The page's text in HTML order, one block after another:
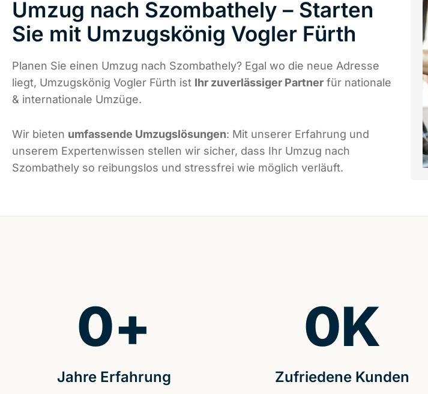
Umzug nach Szombathely – Starten
Sie mit Umzugskönig Vogler Fürth
Planen Sie einen Umzug nach Szombathely? Egal wo die neue Adresse
liegt, Umzugskönig Vogler Fürth ist Ihr zuverlässiger Partner für nationale
& internationale Umzüge.
Wir bieten umfassende Umzugslösungen: Mit unserer Erfahrung und
unserem Expertenwissen stellen wir sicher, dass Ihr Umzug nach
Szombathely so reibungslos und stressfrei wie möglich verläuft.
Jahre Erfahrung
0+
Zufriedene Kunden
0K